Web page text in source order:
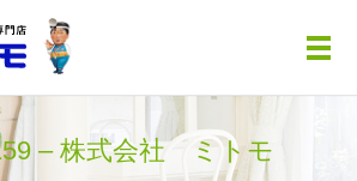
メ
– 株式会社 ミトモ